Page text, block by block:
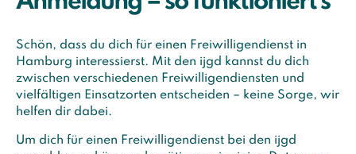
Schön, dass du dich für einen Freiwilligendienst in
Hamburg interessierst. Mit den ijgd kannst du dich
zwischen verschiedenen Freiwilligendiensten und
vielfältigen Einsatzorten entscheiden – keine Sorge, wir
helfen dir dabei.
Um dich für einen Freiwilligendienst bei den ijgd